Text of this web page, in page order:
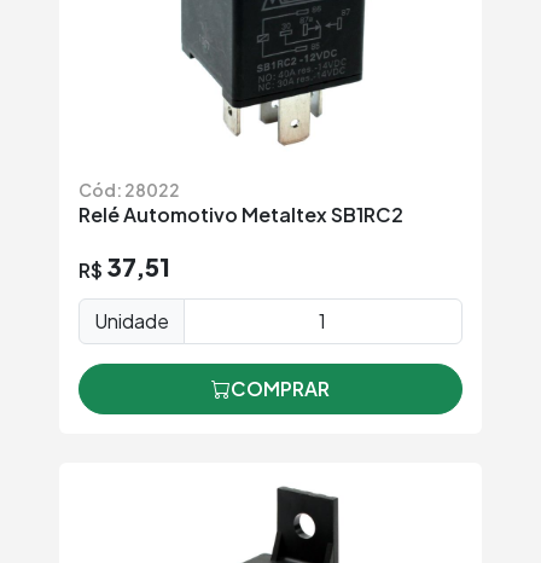
Cód: 28022
Relé Automotivo Metaltex SB1RC2
R$ 37,51
Unidade
COMPRAR